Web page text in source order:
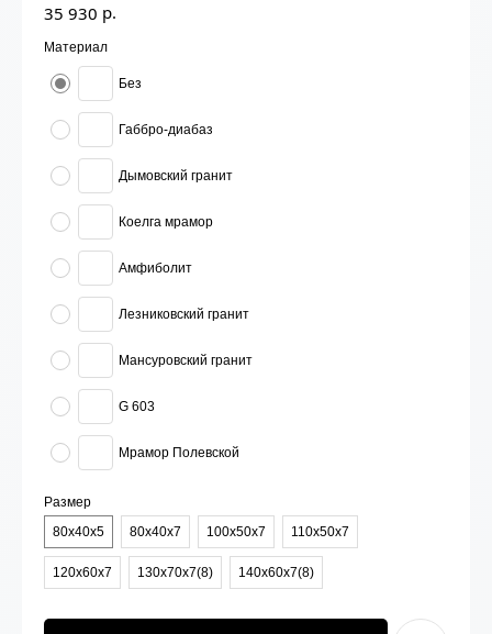
35 930 р.
Материал
Без
Габбро-диабаз
Дымовский гранит
Коелга мрамор
Амфиболит
Лезниковский гранит
Мансуровский гранит
G 603
Мрамор Полевской
Размер
80х40х5
80х40х7 100х50х7 110х50х7
120х60х7 130х70х7(8) 140х60х7(8)